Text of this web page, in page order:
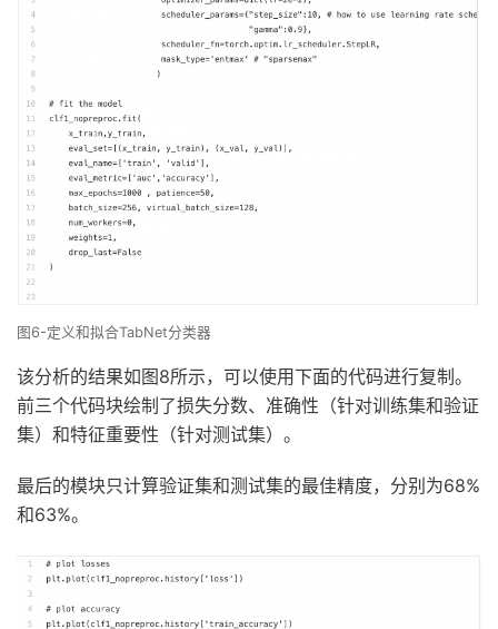
图6-定义和拟合TabNet分类器
该分析的结果如图8所示，可以使用下面的代码进行复制。
前三个代码块绘制了损失分数、准确性（针对训练集和验证
集）和特征重要性（针对测试集）。
最后的模块只计算验证集和测试集的最佳精度，分别为68%
和63%。